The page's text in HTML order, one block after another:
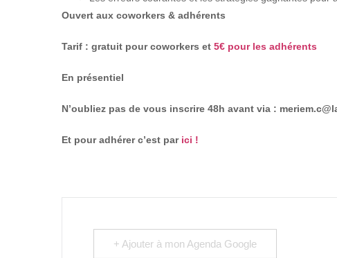
Ouvert aux coworkers & adhérents
Tarif : gratuit pour coworkers et 5€ pour les adhérents
En présentiel
N’oubliez pas de vous inscrire 48h avant via :
Et pour adhérer c’est par ici !
+ Ajouter à mon Agenda Google